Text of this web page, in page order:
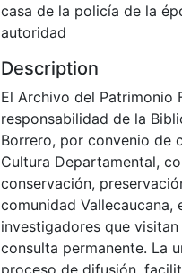
casa de la policía de la
autoridad
Description
El Archivo del Patrimonio
responsabilidad de la
Borrero, por convenio de
Cultura Departamental,
conservación,
comunidad Vallecaucana,
investigadores que
consulta permanente. La
proceso de difusión,